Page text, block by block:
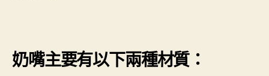
奶嘴主要有以下兩種材質：